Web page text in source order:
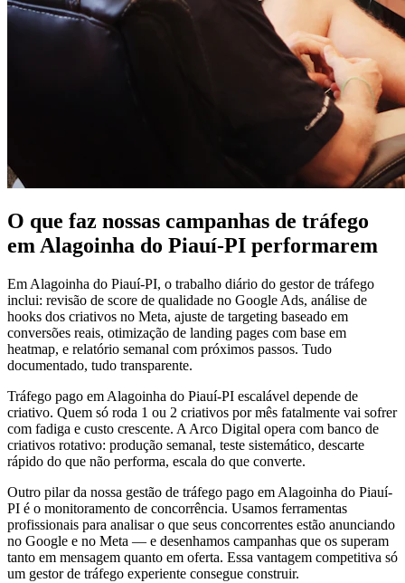
O que faz nossas campanhas de tráfego
em Alagoinha do Piauí-PI performarem
Em Alagoinha do Piauí-PI, o trabalho diário do gestor de tráfego
inclui: revisão de score de qualidade no Google Ads, análise de
hooks dos criativos no Meta, ajuste de targeting baseado em
conversões reais, otimização de landing pages com base em
heatmap, e relatório semanal com próximos passos. Tudo
documentado, tudo transparente.
Tráfego pago em Alagoinha do Piauí-PI escalável depende de
criativo. Quem só roda 1 ou 2 criativos por mês fatalmente vai sofrer
com fadiga e custo crescente. A Arco Digital opera com banco de
criativos rotativo: produção semanal, teste sistemático, descarte
rápido do que não performa, escala do que converte.
Outro pilar da nossa gestão de tráfego pago em Alagoinha do Piauí-
PI é o monitoramento de concorrência. Usamos ferramentas
profissionais para analisar o que seus concorrentes estão anunciando
no Google e no Meta — e desenhamos campanhas que os superam
tanto em mensagem quanto em oferta. Essa vantagem competitiva só
um gestor de tráfego experiente consegue construir.